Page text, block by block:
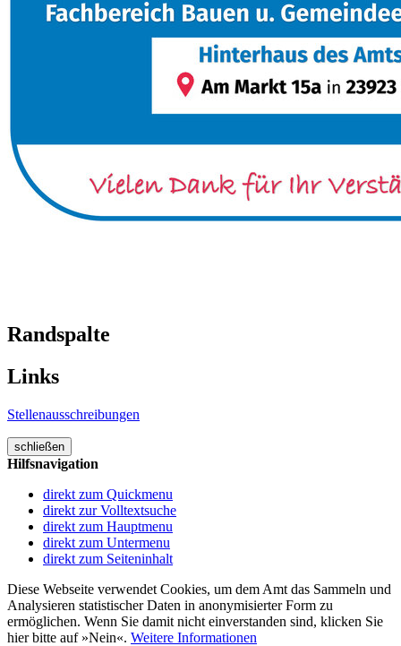
Randspalte
Links
Stellenausschreibungen
schließen
Hilfsnavigation
direkt zum Quickmenu
direkt zur Volltextsuche
direkt zum Hauptmenu
direkt zum Untermenu
direkt zum Seiteninhalt
Diese Webseite verwendet Cookies, um dem Amt das Sammeln und
Analysieren statistischer Daten in anonymisierter Form zu
ermöglichen. Wenn Sie damit nicht einverstanden sind, klicken Sie
hier bitte auf »Nein«. Weitere Informationen